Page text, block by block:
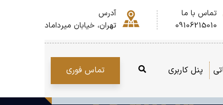
تماس با ما
09106215010
آدرس
تهران، خیابان میرداماد
پنل کاربری تماس فوری